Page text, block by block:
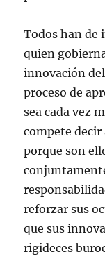
Todos han de
quien
innovación
proceso de
sea cada vez
compete decir
porque son
reforzar sus
que sus
rigideces